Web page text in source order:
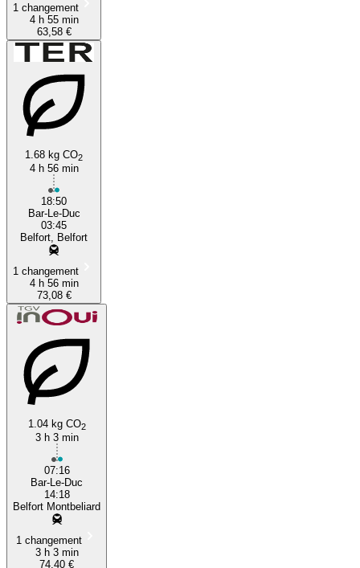
1 changement
4 h 55 min
63,58 €
1.68 kg CO2
4 h 56 min
18:50
Bar-Le-Duc
03:45
Belfort, Belfort
1 changement
4 h 56 min
73,08 €
1.04 kg CO2
3 h 3 min
07:16
Bar-Le-Duc
14:18
Belfort Montbeliard
1 changement
3 h 3 min
74,40 €